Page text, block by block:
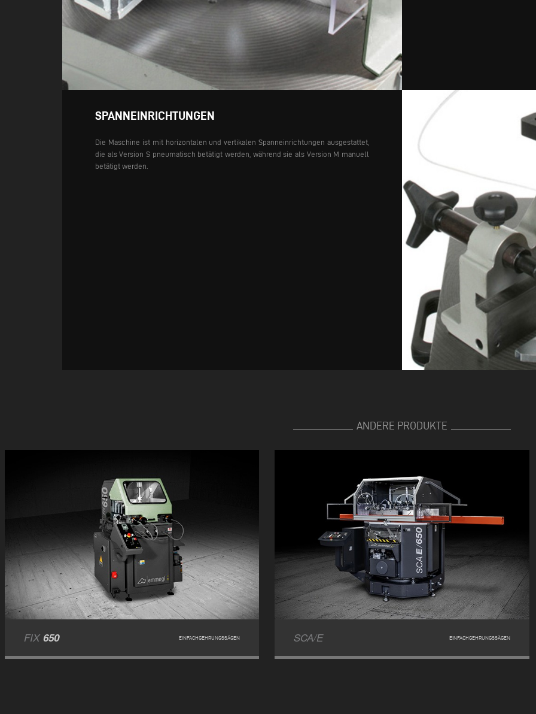
SPANNEINRICHTUNGEN
Die Maschine ist mit horizontalen und vertikalen Spanneinrichtungen ausgestattet,
die als Version S pneumatisch betätigt werden, während sie als Version M manuell
betätigt werden.
ANDERE PRODUKTE
FIX 650 EINFACHGEHRUNGSSÄGEN SCA/E EINFACHGEHRUNGSSÄGEN